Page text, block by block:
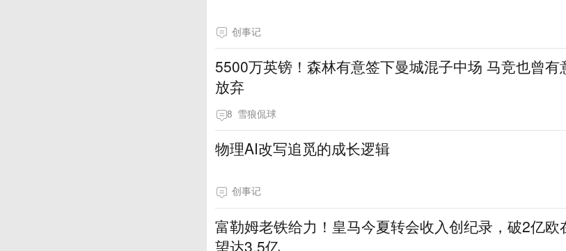
创事记
5500万英镑！森林有意签下曼城混子中场 马竞也曾有
放弃
8 雪狼侃球
物理AI改写追觅的成长逻辑
创事记
富勒姆老铁给力！皇马今夏转会收入创纪录，破2亿欧
望达3.5亿